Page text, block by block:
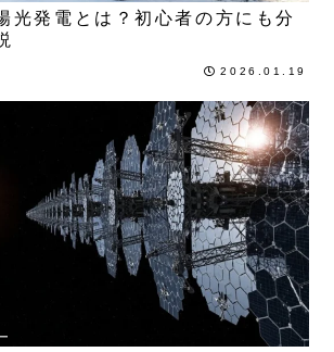
光発電とは？初心者の方にも分
2026.01.19